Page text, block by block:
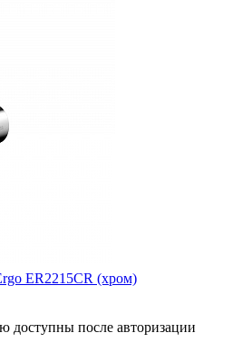
ER2215CR (хром)
доступны после авторизации